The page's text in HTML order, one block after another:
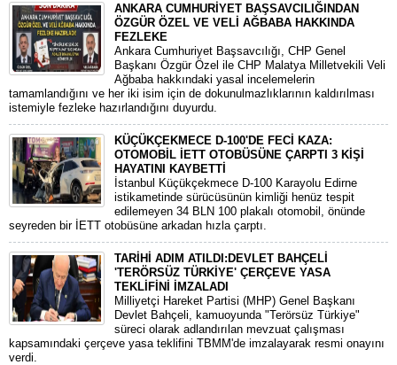
ANKARA CUMHURİYET BAŞSAVCILIĞINDAN
ÖZGÜR ÖZEL VE VELİ AĞBABA HAKKINDA
FEZLEKE
​Ankara Cumhuriyet Başsavcılığı, CHP Genel
Başkanı Özgür Özel ile CHP Malatya Milletvekili Veli
Ağbaba hakkındaki yasal incelemelerin
tamamlandığını ve her iki isim için de dokunulmazlıklarının kaldırılması
istemiyle fezleke hazırlandığını duyurdu.
KÜÇÜKÇEKMECE D-100'DE FECİ KAZA:
OTOMOBİL İETT OTOBÜSÜNE ÇARPTI 3 KİŞİ
HAYATINI KAYBETTİ
​İstanbul Küçükçekmece D-100 Karayolu Edirne
istikametinde sürücüsünün kimliği henüz tespit
edilemeyen 34 BLN 100 plakalı otomobil, önünde
seyreden bir İETT otobüsüne arkadan hızla çarptı.
TARİHİ ADIM ATILDI:DEVLET BAHÇELİ
'TERÖRSÜZ TÜRKİYE' ÇERÇEVE YASA
TEKLİFİNİ İMZALADI
​Milliyetçi Hareket Partisi (MHP) Genel Başkanı
Devlet Bahçeli, kamuoyunda "Terörsüz Türkiye"
süreci olarak adlandırılan mevzuat çalışması
kapsamındaki çerçeve yasa teklifini TBMM'de imzalayarak resmi onayını
verdi.